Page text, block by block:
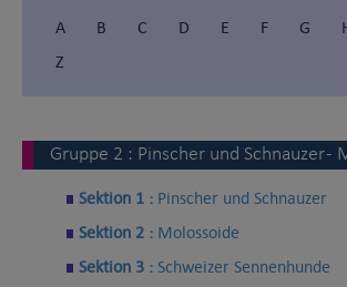
A B C D E F G
Z
Gruppe 2 : Pinscher und Schnauzer -
Sektion 1 : Pinscher und Schnauzer
Sektion 2 : Molossoide
Sektion 3 : Schweizer Sennenhunde